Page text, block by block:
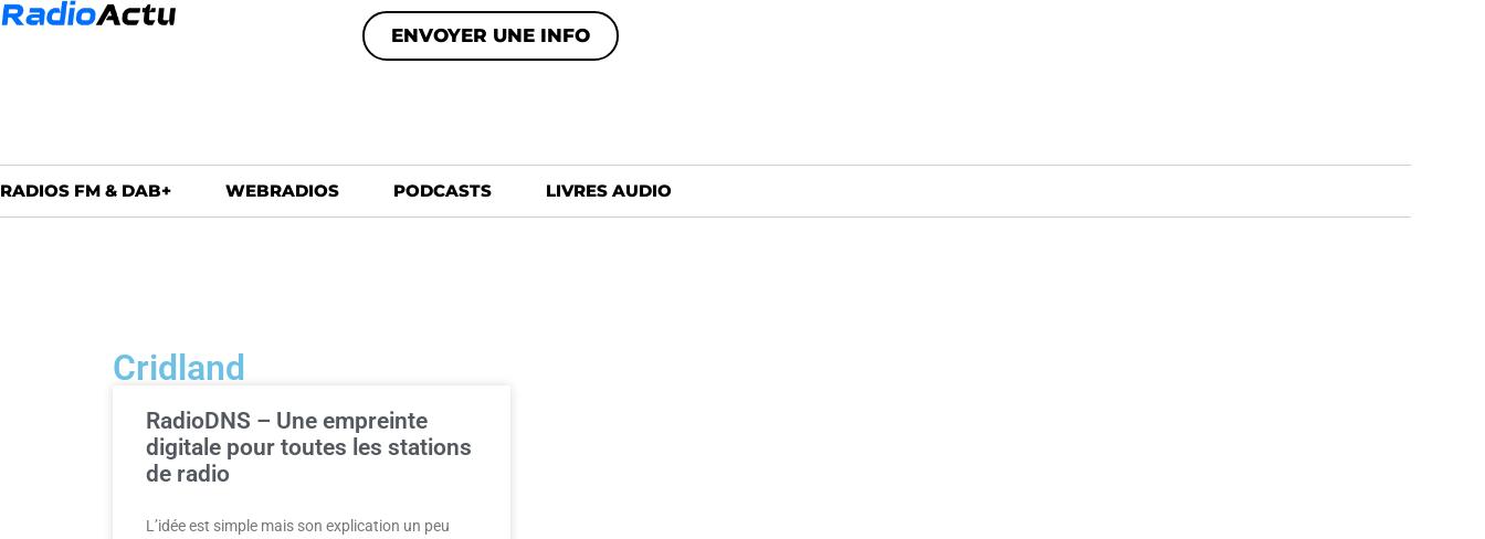
ENVOYER UNE INFO
RADIOS FM & DAB+ WEBRADIOS PODCASTS LIVRES AUDIO
Cridland
RadioDNS – Une empreinte
digitale pour toutes les stations
de radio
L’idée est simple mais son explication un peu